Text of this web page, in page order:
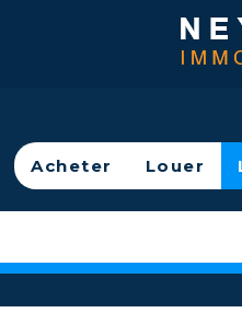
Acheter Louer